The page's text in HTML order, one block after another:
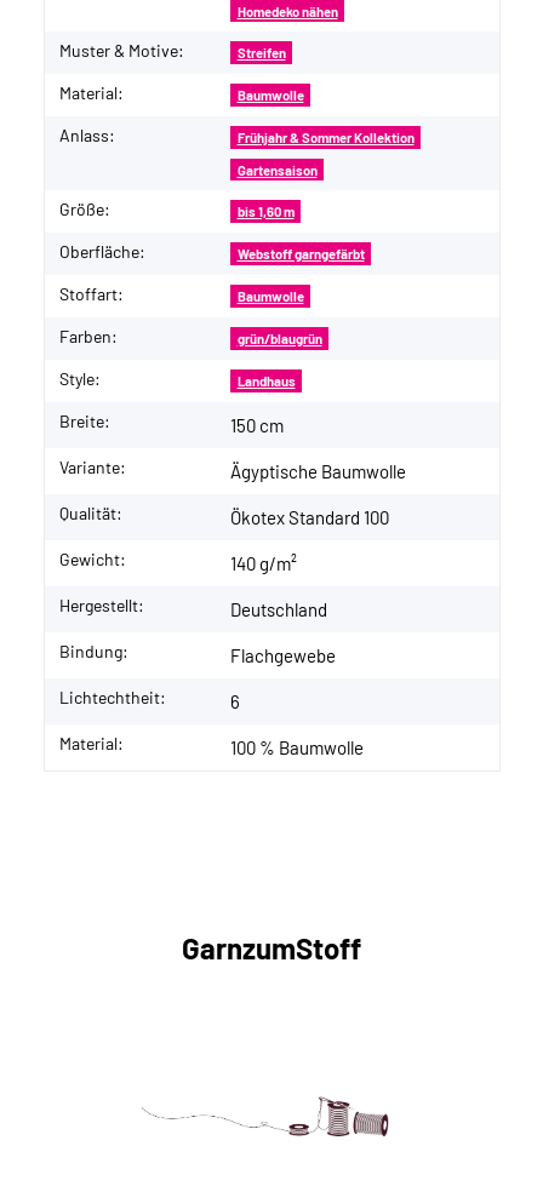
Homedeko nähen
Muster & Motive: Streifen
Material: Baumwolle
Anlass: Frühjahr & Sommer Kollektion
Gartensaison
Größe: bis 1,60 m
Oberfläche: Webstoff garngefärbt
Stoffart: Baumwolle
Farben: grün/blaugrün
Style: Landhaus
Breite: 150 cm
Variante: Ägyptische Baumwolle
Qualität: Ökotex Standard 100
Gewicht: 140 g/m²
Hergestellt: Deutschland
Bindung: Flachgewebe
Lichtechtheit: 6
Material: 100 % Baumwolle
GarnzumStoff